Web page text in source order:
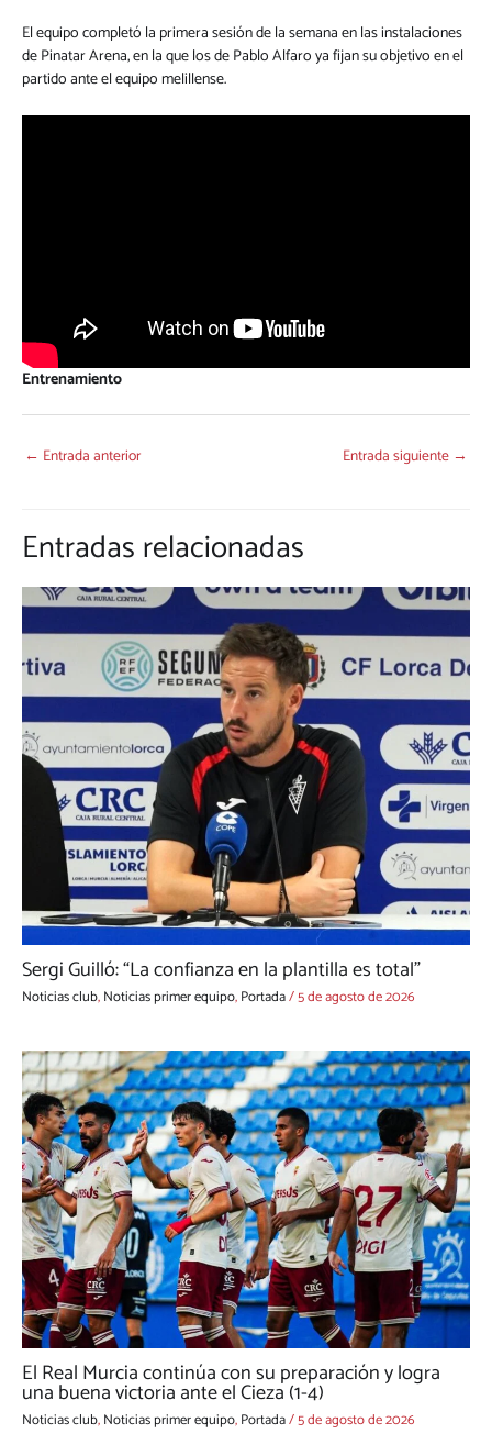
El equipo completó la primera sesión de la semana en las instalaciones
de Pinatar Arena, en la que los de Pablo Alfaro ya fijan su objetivo en el
partido ante el equipo melillense.
Entrenamiento
← Entrada anterior Entrada siguiente →
Entradas relacionadas
Sergi Guilló: “La confianza en la plantilla es total”
Noticias club,Noticias primer equipo,Portada/5 de agosto de 2026
El Real Murcia continúa con su preparación y logra
una buena victoria ante el Cieza (1-4)
Noticias club,Noticias primer equipo,Portada/5 de agosto de 2026